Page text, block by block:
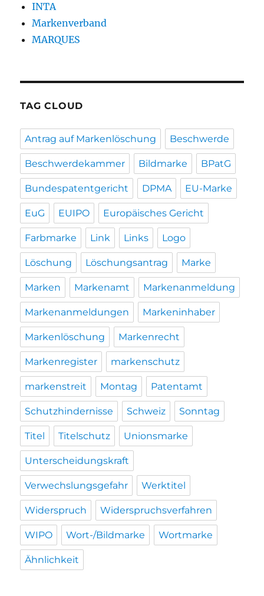
INTA
Markenverband
MARQUES
TAG CLOUD
Antrag auf Markenlöschung Beschwerde
Beschwerdekammer Bildmarke BPatG
Bundespatentgericht DPMA EU-Marke
EuG EUIPO Europäisches Gericht
Farbmarke Link Links Logo
Löschung Löschungsantrag Marke
Marken Markenamt Markenanmeldung
Markenanmeldungen Markeninhaber
Markenlöschung Markenrecht
Markenregister markenschutz
markenstreit Montag Patentamt
Schutzhindernisse Schweiz Sonntag
Titel Titelschutz Unionsmarke
Unterscheidungskraft
Verwechslungsgefahr Werktitel
Widerspruch Widerspruchsverfahren
WIPO Wort-/Bildmarke Wortmarke
Ähnlichkeit